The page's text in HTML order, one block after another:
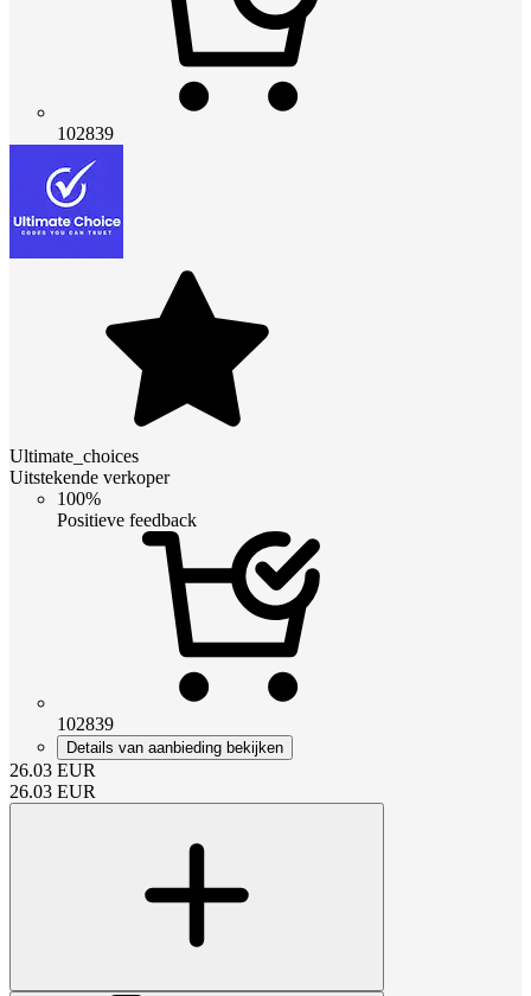
102839
Ultimate_choices
Uitstekende verkoper
100%
Positieve feedback
102839
Details van aanbieding bekijken
26.03 EUR
26.03 EUR